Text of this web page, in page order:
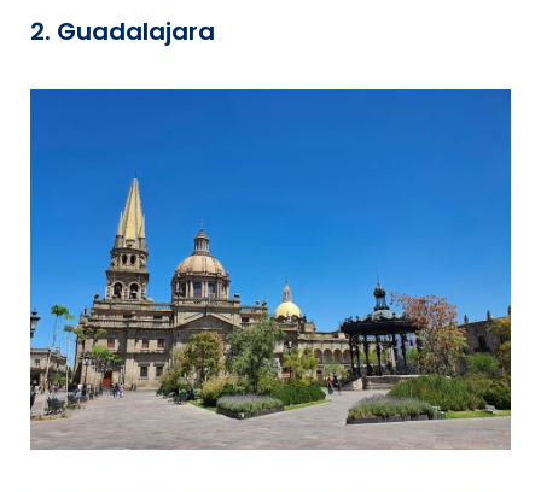
2. Guadalajara